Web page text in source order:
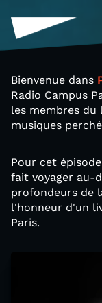
Bienvenue dans
Radio Campus
les membres
musiques
Pour cet
fait voyager au-
profondeurs de
l'honneur d'un
Paris.